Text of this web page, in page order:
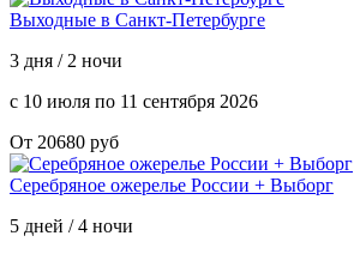
Выходные в Санкт-Петербурге
3 дня / 2 ночи
с 10 июля по 11 сентября 2026
От 20680 руб
Серебряное ожерелье России + Выборг
5 дней / 4 ночи